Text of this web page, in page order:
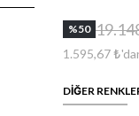
%50
1.595,67
DİĞER